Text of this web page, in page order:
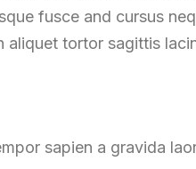
fusce and cursus
aliquet tortor sagittis
sapien a gravida